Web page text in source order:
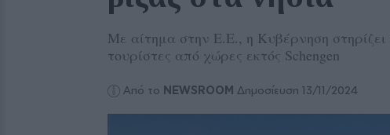
Με αίτημα στην Ε.Ε., η Κυβέρνηση στηρίζει
τουρίστες από χώρες εκτός Schengen
Από το NEWSROOM Δημοσίευση 13/11/2024